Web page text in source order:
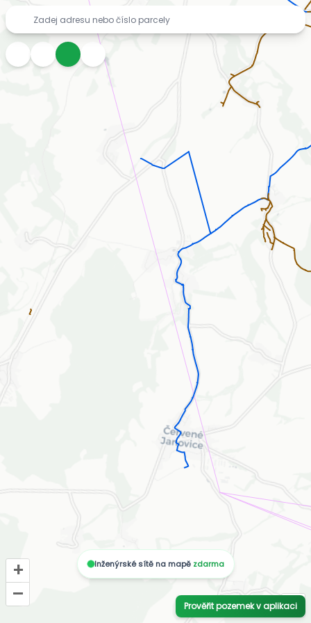
Mapa inženýrských sítí zdarma – vodovody, kanalizace,
Inženýrské sítě na mapě zdarma
Prověřit pozemek v aplikaci
+
–
i